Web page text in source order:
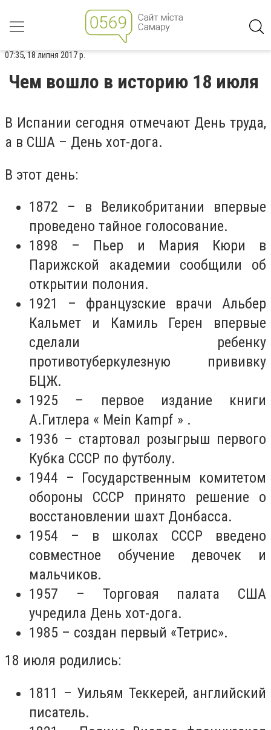
07:35, 18 липня 2017 р.
Чем вошло в историю 18 июля
В Испании сегодня отмечают День труда,
а в США – День хот-дога.
В этот день:
1872 – в Великобритании впервые
проведено тайное голосование.
1898 – Пьер и Мария Кюри в
Парижской академии сообщили об
открытии полония.
1921 – французские врачи Альбер
Кальмет и Камиль Герен впервые
сделали ребенку
противотуберкулезную прививку
БЦЖ.
1925 – первое издание книги
А.Гитлера « Mein Kampf » .
1936 – стартовал розыгрыш первого
Кубка СССР по футболу.
1944 – Государственным комитетом
обороны СССР принято решение о
восстановлении шахт Донбасса.
1954 – в школах СССР введено
совместное обучение девочек и
мальчиков.
1957 – Торговая палата США
учредила День хот-дога.
1985 – создан первый «Тетрис».
18 июля родились:
1811 – Уильям Теккерей, английский
писатель.